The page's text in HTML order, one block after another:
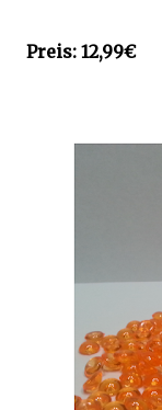
Preis: 12,99€